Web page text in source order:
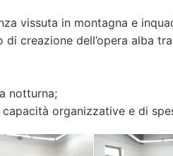
vissuta in montagna e
di creazione dell’opera alba
notturna;
organizzative e di